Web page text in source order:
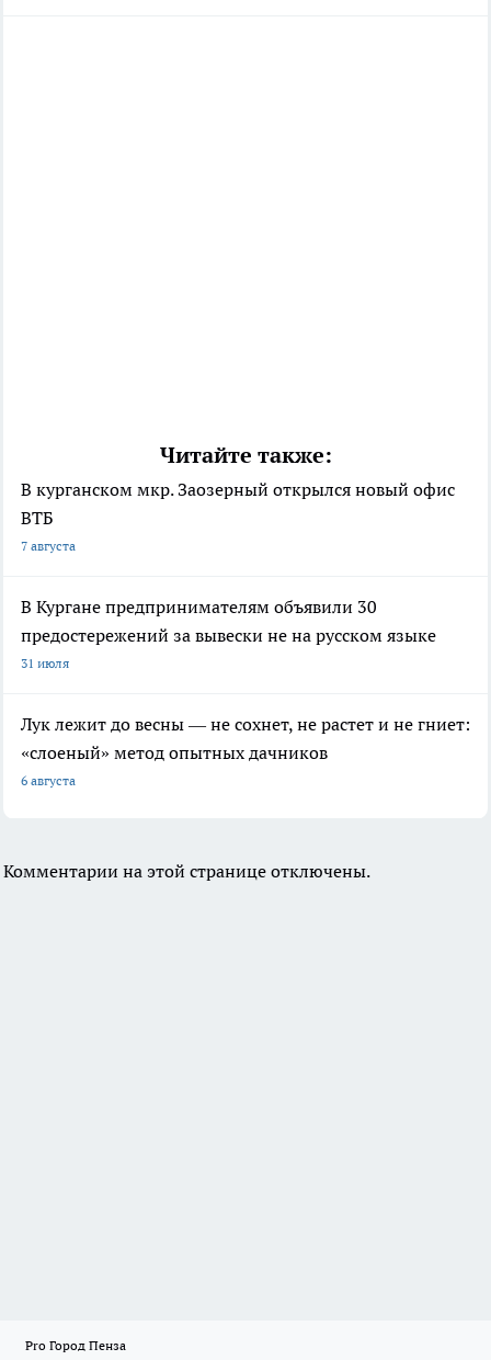
Читайте также:
В курганском мкр. Заозерный открылся новый офис
ВТБ
7 августа
В Кургане предпринимателям объявили 30
предостережений за вывески не на русском языке
31 июля
Лук лежит до весны — не сохнет, не растет и не гниет:
«слоеный» метод опытных дачников
6 августа
Комментарии на этой странице отключены.
Pro Город Пенза